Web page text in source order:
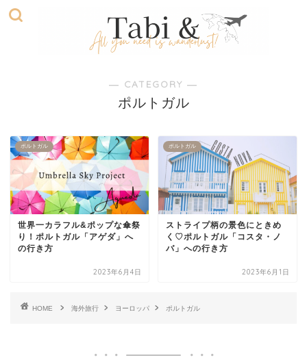
― CATEGORY ―
ポルトガル
ポルトガル
世界一カラフル&ポップな傘祭
り！ポルトガル「アゲダ」へ
の行き方
2023年6月4日
ポルトガル
ストライプ柄の景色にときめ
く♡ポルトガル「コスタ・ノ
バ」への行き方
2023年6月1日
HOME 海外旅行 ヨーロッパ ポルトガル